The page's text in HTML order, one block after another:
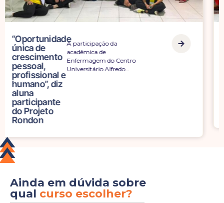
Professora do
curso de Direito
da Unifan
apresenta
trabalho no
Congresso
Mundial de
Direito
Constitucional
Entre os dias 6 e
10 de julho, a
coordenadora…
Ainda em dúvida sobre
qual curso escolher?